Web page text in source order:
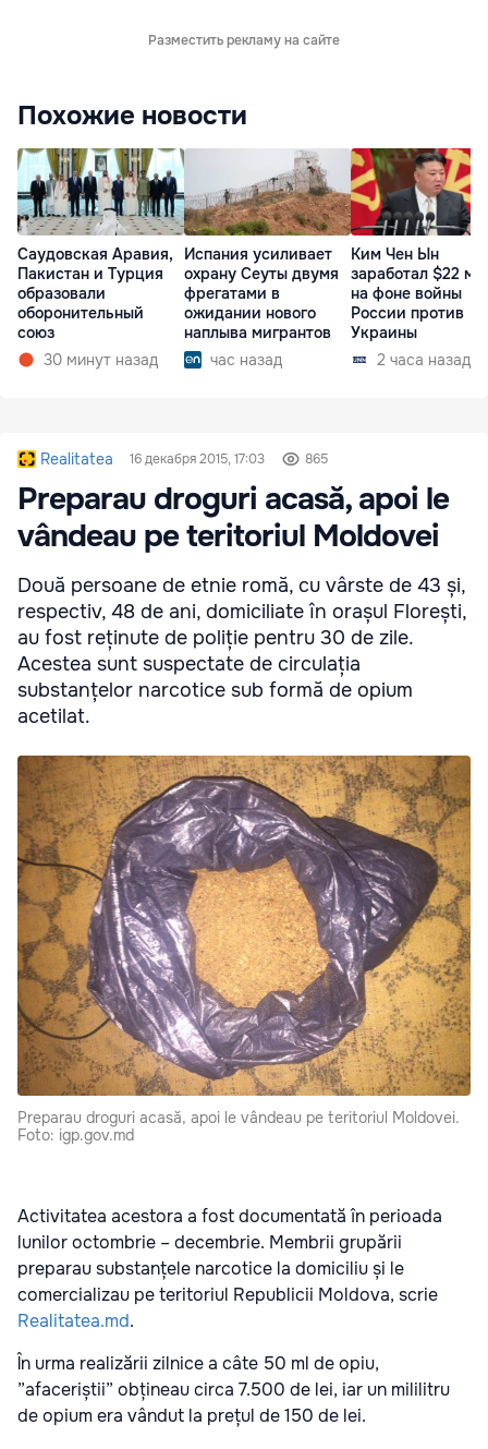
Разместить рекламу на сайте
Похожие новости
Саудовская Аравия,
Пакистан и Турция
образовали
оборонительный
союз
30 минут назад
Испания усиливает
охрану Сеуты двумя
фрегатами в
ожидании нового
наплыва мигрантов
час назад
Ким Чен Ын
заработал $22
на фоне войны
России против
Украины
2 часа назад
Realitatea 16 декабря 2015, 17:03 865
Preparau droguri acasă, apoi le
vândeau pe teritoriul Moldovei
Două persoane de etnie romă, cu vârste de 43 și,
respectiv, 48 de ani, domiciliate în orașul Florești,
au fost reținute de poliție pentru 30 de zile.
Acestea sunt suspectate de circulația
substanțelor narcotice sub formă de opium
acetilat.
Preparau droguri acasă, apoi le vândeau pe teritoriul Moldovei.
Foto: igp.gov.md
Activitatea acestora a fost documentată în perioada
lunilor octombrie – decembrie. Membrii grupării
preparau substanțele narcotice la domiciliu și le
comercializau pe teritoriul Republicii Moldova, scrie
Realitatea.md.
În urma realizării zilnice a câte 50 ml de opiu,
”afaceriștii” obțineau circa 7.500 de lei, iar un mililitru
de opium era vândut la prețul de 150 de lei.